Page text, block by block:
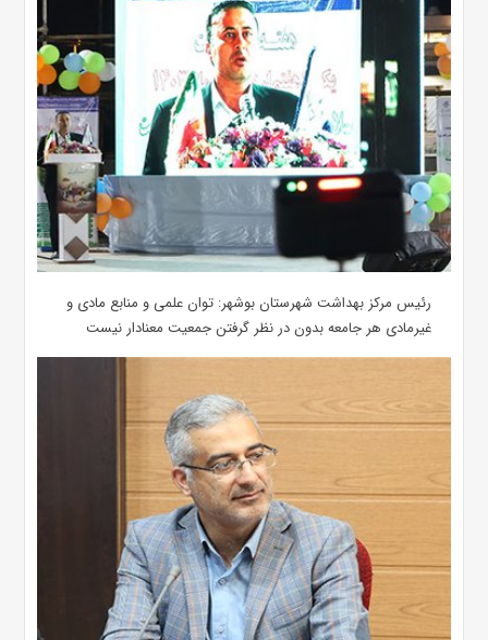
رئیس مرکز بهداشت شهرستان بوشهر: توان علمی و منابع مادی و
غیرمادی هر جامعه بدون در نظر گرفتن جمعیت معنادار نیست